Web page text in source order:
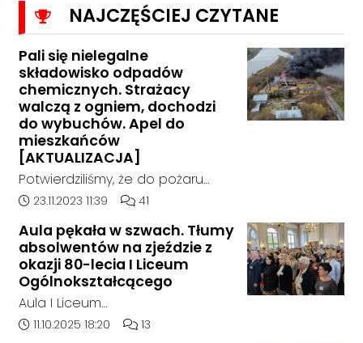
NAJCZĘŚCIEJ CZYTANE
Pali się nielegalne
składowisko odpadów
chemicznych. Strażacy
walczą z ogniem, dochodzi
do wybuchów. Apel do
mieszkańców
[AKTUALIZACJA]
Potwierdziliśmy, że do pożaru
doszło w hali, w której nielegalnie
chemiczne.
Data dodania artykułu:
23.11.2023 11:39 Liczba komentarzy artykułu:
41
Aula pękała w szwach. Tłumy
absolwentów na zjeździe z
okazji 80-lecia I Liceum
Ogólnokształcącego
Aula I Liceum
Ogólnokształcącego im. Henryka
Data dodania artykułu:
11.10.2025 18:20 Liczba komentarzy artykułu:
13